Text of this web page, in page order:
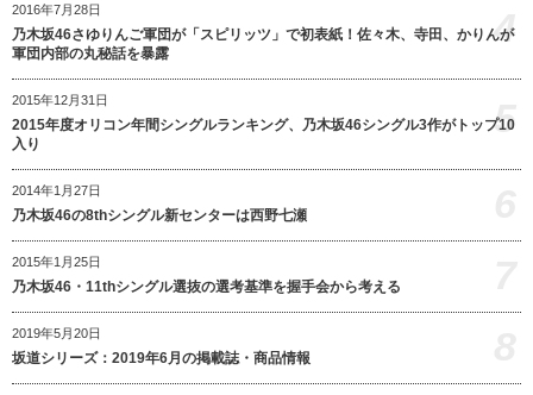
2016年7月28日
乃木坂46さゆりんご軍団が「スピリッツ」で初表紙！佐々木、寺田、かりんが
軍団内部の丸秘話を暴露
4
2015年12月31日
2015年度オリコン年間シングルランキング、乃木坂46シングル3作がトップ10
入り
5
2014年1月27日
乃木坂46の8thシングル新センターは西野七瀬
2015年1月25日
乃木坂46・11thシングル選抜の選考基準を握手会から考える
2019年5月20日
坂道シリーズ：2019年6月の掲載誌・商品情報